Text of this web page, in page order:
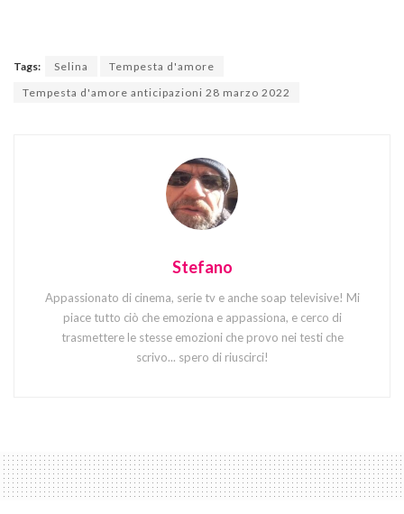
Tags: Selina
Tempesta d'amore
Tempesta d'amore anticipazioni 28 marzo 2022
Stefano
Appassionato di cinema, serie tv e anche soap televisive! Mi
piace tutto ciò che emoziona e appassiona, e cerco di
trasmettere le stesse emozioni che provo nei testi che
scrivo... spero di riuscirci!